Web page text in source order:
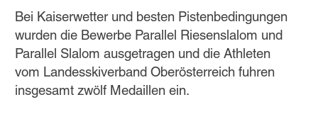
Bei Kaiserwetter und besten Pistenbedingungen
wurden die Bewerbe Parallel Riesenslalom und
Parallel Slalom ausgetragen und die Athleten
vom Landesskiverband Oberösterreich fuhren
insgesamt zwölf Medaillen ein.